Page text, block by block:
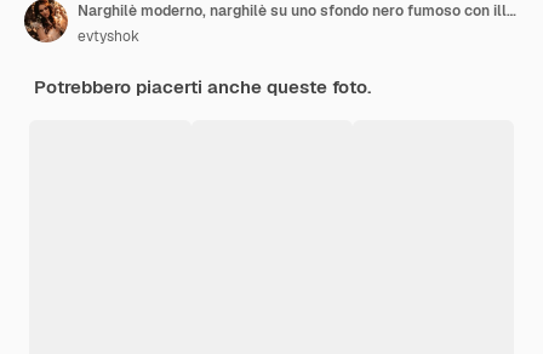
Narghilè moderno, narghilè su uno sfondo nero fumoso con illuminazione al neon
evtyshok
Potrebbero piacerti anche queste foto.